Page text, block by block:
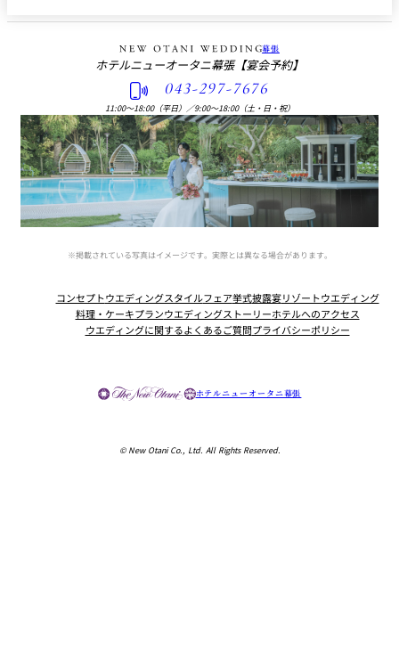
幕張
ホテルニューオータニ幕張【宴会予約】
043-297-7676
11:00〜18:00（平日） ／9:00〜18:00（土・日・祝）
※掲載されている写真はイメージです。実際とは異なる場合があります。
ホテルニューオータニ幕張
コンセプトウエディングスタイルフェア挙式披露宴リゾートウエディング
料理・ケーキプランウエディングストーリーホテルへのアクセス
ウエディングに関するよくあるご質問プライバシーポリシー
© New Otani Co., Ltd. All Rights Reserved.